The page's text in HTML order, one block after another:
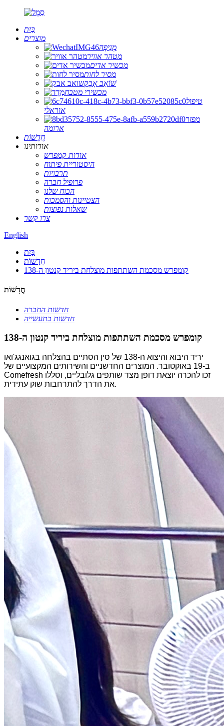
בַּיִת
מוצרים
מְנִיפָה
מטהר אוויר
מכשיר אדים
מסיר לחות
שׁוֹאֵב אָבָק
מכשירי מטבח
טיפול
אוראלי
מפזר
ארומה
חֲדָשׁוֹת
אודותינו
אודות קמפרש
היסטוריית פיתוח
תרבויות
פרופיל חברה
הכוח שלנו
הצטיינות והסמכות
שאלות נפוצות
צרו קשר
English
בַּיִת
חֲדָשׁוֹת
קומפרש מסכמת השתתפות מוצלחת ביריד קנטון ה-138
חֲדָשׁוֹת
חדשות החברה
חדשות בתעשייה
קומפרש מסכמת השתתפות מוצלחת ביריד קנטון ה-138
יריד היבוא והיצוא ה-138 של סין הסתיים בהצלחה בגואנגג'ואו
ב-19 באוקטובר. המוצרים החדשניים והשירותים המקצועיים של
Comefresh זכו להכרה יוצאת דופן מצד שותפים גלובליים, וסללו
את הדרך להתרחבות שוק עתידית.